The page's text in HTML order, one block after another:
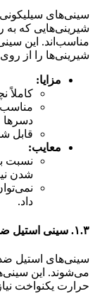
سینی‌های
شیرینی‌هایی که به
مناسب‌اند. این
شیرینی‌ها را از روی
مزایا:
کاملاً
مناسب
دسرها
قابل
معایب:
نسبت
شدن
داد.
۱.۳. سینی استیل ضدزنگ قنادی (Stainless Steel):
سینی‌های استیل
می‌شوند. این
حرارت یکنواخت